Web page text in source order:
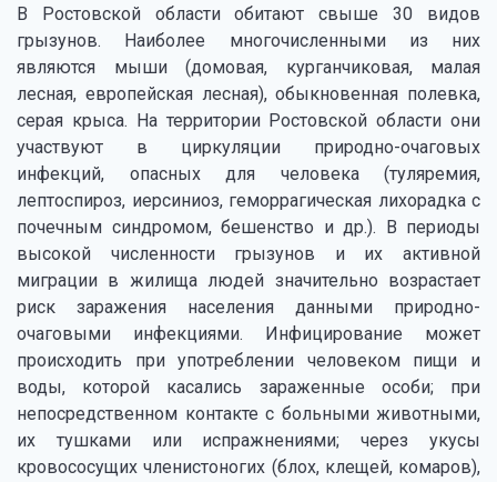
В Ростовской области обитают свыше 30 видов
грызунов. Наиболее многочисленными из них
являются мыши (домовая, курганчиковая, малая
лесная, европейская лесная), обыкновенная полевка,
серая крыса. На территории Ростовской области они
участвуют в циркуляции природно-очаговых
инфекций, опасных для человека (туляремия,
лептоспироз, иерсиниоз, геморрагическая лихорадка с
почечным синдромом, бешенство и др.). В периоды
высокой численности грызунов и их активной
миграции в жилища людей значительно возрастает
риск заражения населения данными природно-
очаговыми инфекциями. Инфицирование может
происходить при употреблении человеком пищи и
воды, которой касались зараженные особи; при
непосредственном контакте с больными животными,
их тушками или испражнениями; через укусы
кровососущих членистоногих (блох, клещей, комаров),